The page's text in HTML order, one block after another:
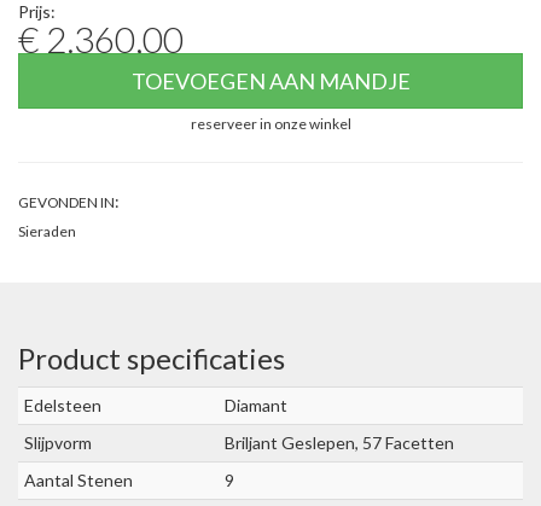
Prijs:
€ 2.360,00
TOEVOEGEN AAN MANDJE
reserveer in onze winkel
GEVONDEN IN:
Sieraden
Product specificaties
Edelsteen
Diamant
Slijpvorm
Briljant Geslepen, 57 Facetten
Aantal Stenen
9